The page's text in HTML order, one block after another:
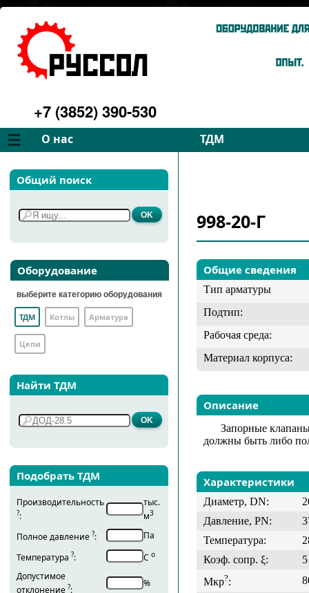
+7 (3852) 390-530
О нас ТДМ
Компания
Философия
Услуги
Галерея
Контакты
Запчасти
Подбор
Общий поиск
Оборудование
выберите категорию оборудования
ТДМ Котлы Арматура
Цепи
Найти ТДМ
Подобрать ТДМ
Производительность
?:
тыс.
м3
Полное давление ?:
Па
Температура ?: С о
Допустимое
отклонение ?:
%
998-20-Г
Общие сведения
Тип арматуры
Подтип:
Рабочая среда:
Материал корпуса:
Описание
Запорные
должны быть либо
Характеристики
Диаметр, DN:
Давление, PN:
Температура:
Коэф. сопр. ξ:
5
Мкр?: